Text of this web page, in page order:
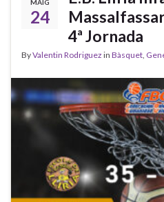
MAIG
24
4ª Jornada
ByValentin Rodriguez in Bàsquet,